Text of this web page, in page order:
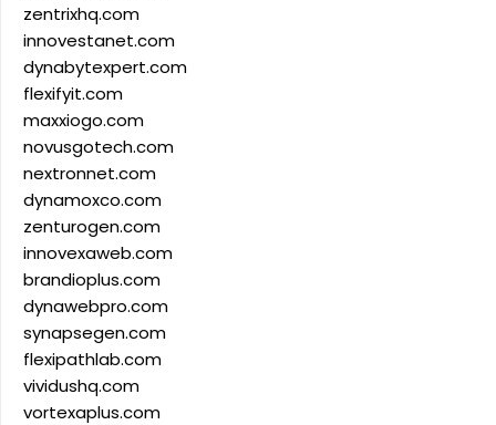
zentrixhq.com
innovestanet.com
dynabytexpert.com
flexifyit.com
maxxiogo.com
novusgotech.com
nextronnet.com
dynamoxco.com
zenturogen.com
innovexaweb.com
brandioplus.com
dynawebpro.com
synapsegen.com
flexipathlab.com
vividushq.com
vortexaplus.com